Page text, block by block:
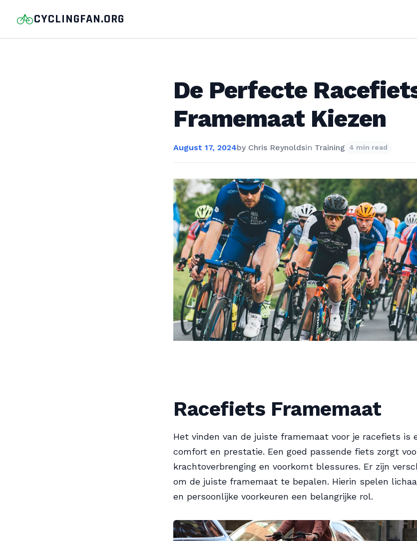
CYCLINGFAN.ORG
De Perfecte
Framemaat Kiezen
August 17, 2024by Chris Reynoldsin Training 4 min read
Racefiets Framemaat
Het vinden van de juiste framemaat voor je racefiets is
comfort en prestatie. Een goed passende fiets zorgt
krachtoverbrenging en voorkomt blessures. Er zijn
om de juiste framemaat te bepalen. Hierin spelen
en persoonlijke voorkeuren een belangrijke rol.